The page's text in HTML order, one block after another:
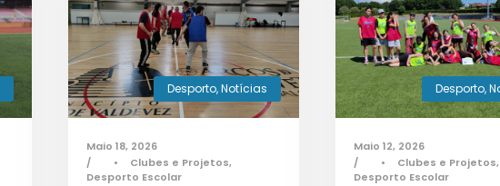
Desporto, Notícias
Maio 18, 2026
•
Clubes e Projetos,
Desporto Escolar
Desporto,
Maio 12, 2026
•
Clubes e Projetos,
Desporto Escolar